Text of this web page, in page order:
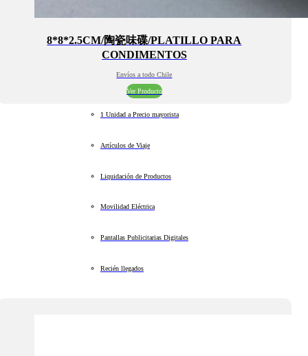
8*8*2.5CM/陶瓷味碟/PLATILLO PARA
CONDIMENTOS
Envíos a todo Chile
Ver Producto
1 Unidad a Precio mayorista
Artículos de Viaje
Liquidación de Productos
Movilidad Eléctrica
Pantallas Publicitarias Digitales
Recién llegados